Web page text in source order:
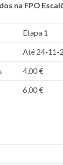
na FPO
Etapa 1
Até 24-11-
4,00 €
6,00 €